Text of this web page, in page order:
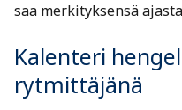
saa merkityksensä
Kalenteri
rytmittäjänä